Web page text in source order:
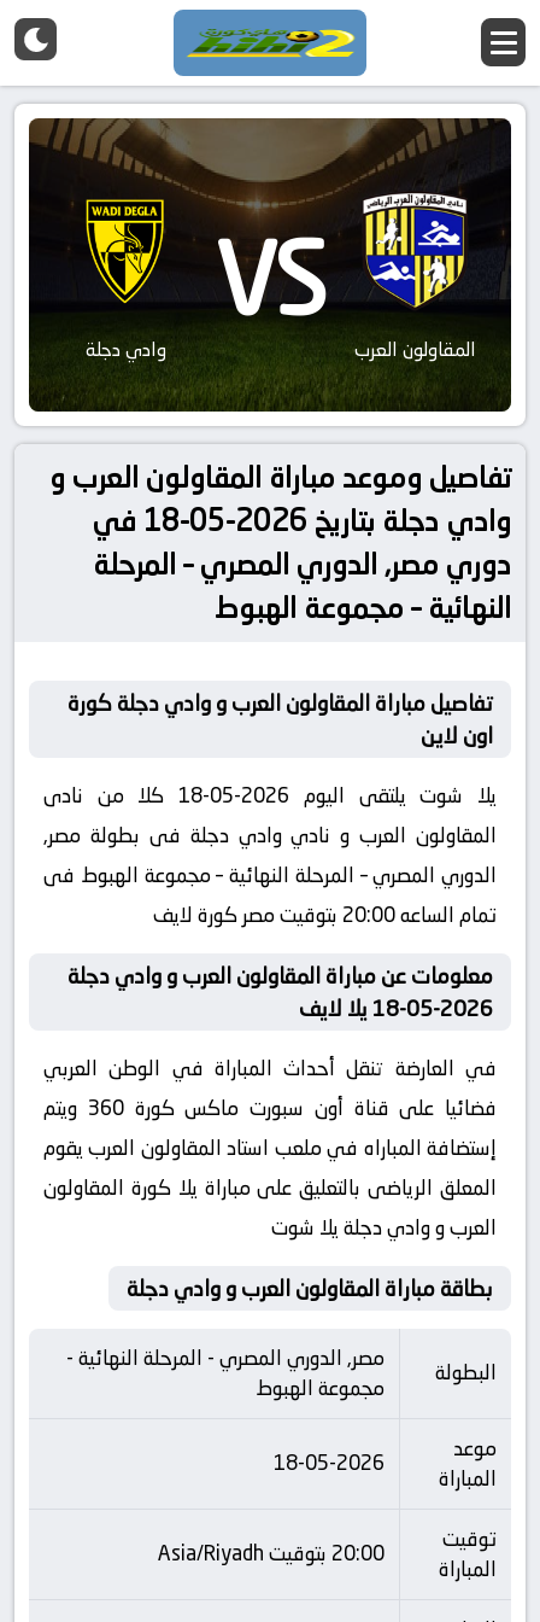
المقاولون العرب VS وادي دجلة
تفاصيل وموعد مباراة المقاولون العرب و
وادي دجلة بتاريخ 2026-05-18 في
دوري مصر, الدوري المصري – المرحلة
النهائية – مجموعة الهبوط
تفاصيل مباراة المقاولون العرب و وادي دجلة كورة
اون لاين
يلا شوت يلتقى اليوم 2026-05-18 كلا من نادى
المقاولون العرب و نادي وادي دجلة فى بطولة مصر,
الدوري المصري – المرحلة النهائية – مجموعة الهبوط فى
تمام الساعه 20:00 بتوقيت مصر كورة لايف
معلومات عن مباراة المقاولون العرب و وادي دجلة
2026-05-18 يلا لايف
في العارضة تنقل أحداث المباراة في الوطن العربي
فضائيا على قناة أون سبورت ماكس كورة 360 ويتم
إستضافة المباراه في ملعب استاد المقاولون العرب يقوم
المعلق الرياضى بالتعليق على مباراة يلا كورة المقاولون
العرب و وادي دجلة يلا شوت
بطاقة مباراة المقاولون العرب و وادي دجلة
البطولة
مصر, الدوري المصري - المرحلة النهائية -
مجموعة الهبوط
موعد
المباراة
18-05-2026
توقيت
المباراة
20:00 بتوقيت Asia/Riyadh